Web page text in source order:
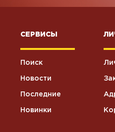
СЕРВИСЫ
Поиск
Новости
Последние
Новинки